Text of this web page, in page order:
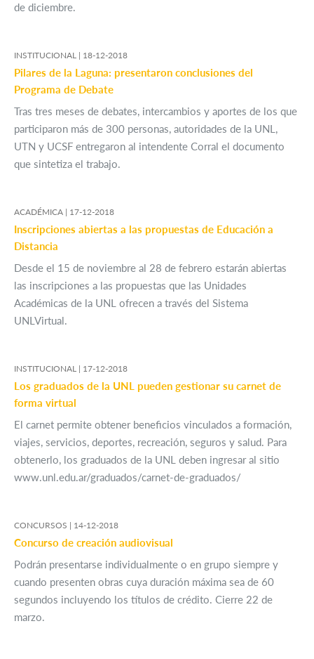
de diciembre.
INSTITUCIONAL | 18-12-2018
Pilares de la Laguna: presentaron conclusiones del
Programa de Debate
Tras tres meses de debates, intercambios y aportes de los que
participaron más de 300 personas, autoridades de la UNL,
UTN y UCSF entregaron al intendente Corral el documento
que sintetiza el trabajo.
ACADÉMICA | 17-12-2018
Inscripciones abiertas a las propuestas de Educación a
Distancia
Desde el 15 de noviembre al 28 de febrero estarán abiertas
las inscripciones a las propuestas que las Unidades
Académicas de la UNL ofrecen a través del Sistema
UNLVirtual.
INSTITUCIONAL | 17-12-2018
Los graduados de la UNL pueden gestionar su carnet de
forma virtual
El carnet permite obtener beneficios vinculados a formación,
viajes, servicios, deportes, recreación, seguros y salud. Para
obtenerlo, los graduados de la UNL deben ingresar al sitio
www.unl.edu.ar/graduados/carnet-de-graduados/
CONCURSOS | 14-12-2018
Concurso de creación audiovisual
Podrán presentarse individualmente o en grupo siempre y
cuando presenten obras cuya duración máxima sea de 60
segundos incluyendo los títulos de crédito. Cierre 22 de
marzo.